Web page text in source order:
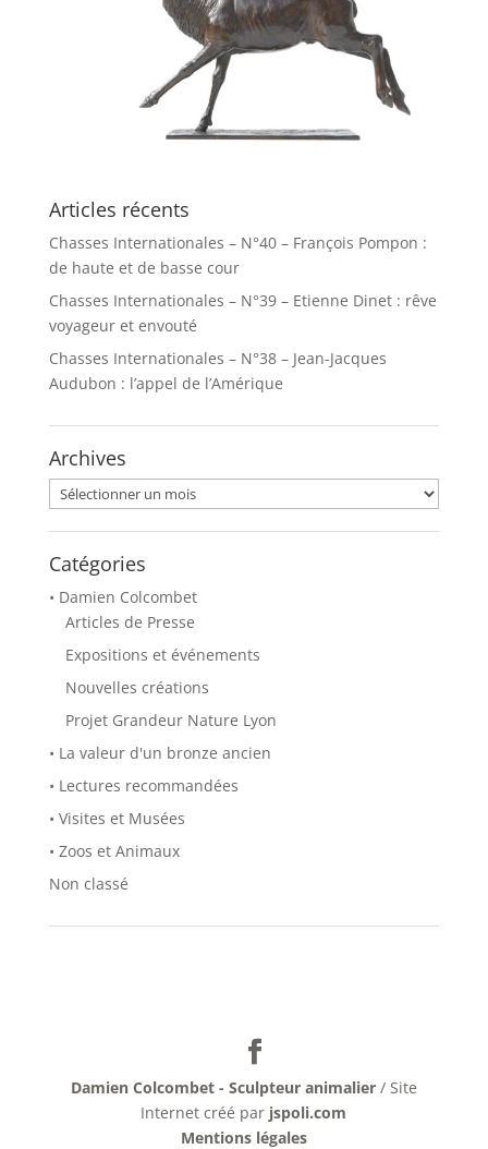
Articles récents
Chasses Internationales – N°40 – François Pompon :
de haute et de basse cour
Chasses Internationales – N°39 – Etienne Dinet : rêve
voyageur et envouté
Chasses Internationales – N°38 – Jean-Jacques
Audubon : l’appel de l’Amérique
Archives
Archives
Catégories
• Damien Colcombet
Articles de Presse
Expositions et événements
Nouvelles créations
Projet Grandeur Nature Lyon
• La valeur d'un bronze ancien
• Lectures recommandées
• Visites et Musées
• Zoos et Animaux
Non classé
Damien Colcombet - Sculpteur animalier / Site
Internet créé par jspoli.com
Mentions légales